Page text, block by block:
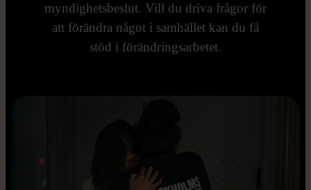
myndighetsbeslut. Vill du driva frågor för
att förändra något i samhället kan du få
stöd i förändringsarbetet.